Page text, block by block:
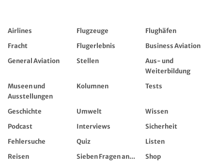
Airlines Flugzeuge
Flughäfen
Fracht
Flugerlebnis
Business Aviation
General Aviation
Stellen
Aus- und
Weiterbildung
Museen und
Ausstellungen
Kolumnen Tests
Geschichte Umwelt
Wissen
Podcast
Interviews
Sicherheit
Fehlersuche
Quiz
Listen
Reisen
Sieben Fragen an...
Shop